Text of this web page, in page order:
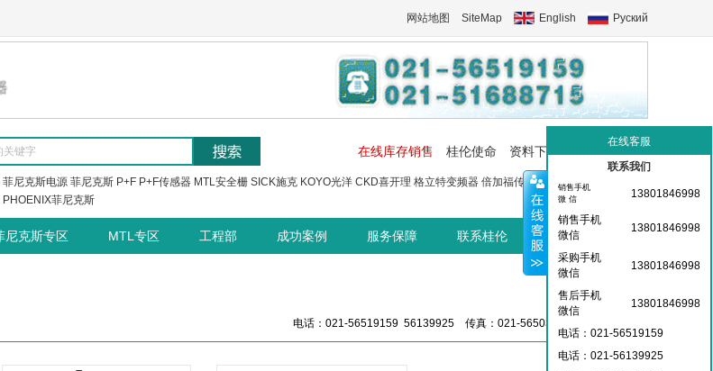
网站地图 SiteMap English Руский
在线库存销售 桂伦使命 资料下载 工控交流中心
菲尼克斯电源 菲尼克斯 P+F P+F传感器 MTL安全栅 SICK施克 KOYO光洋 CKD喜开理 格立特变频器 倍加福传感器 菲尼克斯端子
PHOENIX菲尼克斯
尼克斯专区 MTL专区 工程部 成功案例 服务保障 联系桂伦 桂伦资讯中心
电话：021-56519159 56139925 传真：021-56503715 36359826
在线客服
联系我们
销售手机
微 信
13801846998
销售手机
微信
13801846998
采购手机
微信
13801846998
售后手机
微信
13801846998
电话：021-56519159
电话：021-56139925